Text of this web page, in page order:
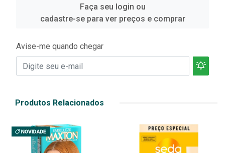
Faça seu login ou
cadastre-se para ver preços e comprar
Avise-me quando chegar
Produtos Relacionados